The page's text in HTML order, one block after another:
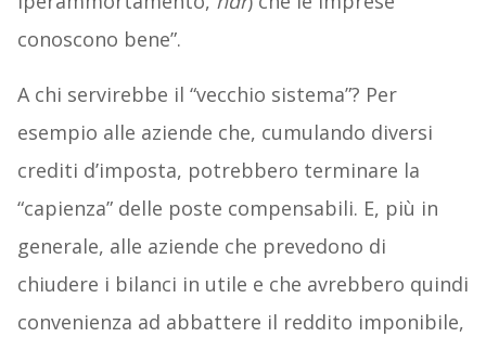
conoscono bene”.
A chi servirebbe il “vecchio sistema”? Per
esempio alle aziende che, cumulando diversi
crediti d’imposta, potrebbero terminare la
“capienza” delle poste compensabili. E, più in
generale, alle aziende che prevedono di
chiudere i bilanci in utile e che avrebbero quindi
convenienza ad abbattere il reddito imponibile,